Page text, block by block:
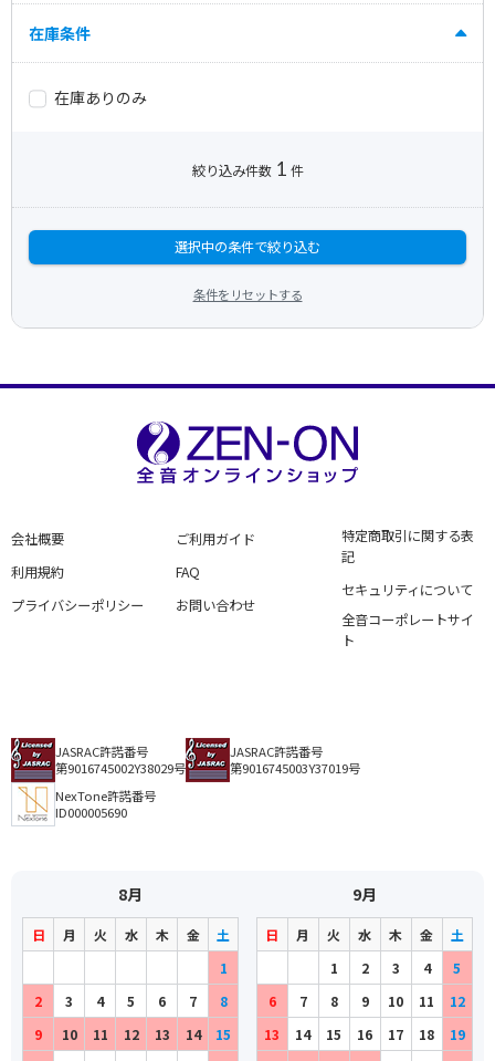
在庫条件
在庫ありのみ
絞り込み件数 1 件
選択中の条件で絞り込む
条件をリセットする
会社概要
利用規約
プライバシーポリシー
ご利用ガイド
FAQ
お問い合わせ
特定商取引に関する表
記
セキュリティについて
全音コーポレートサイ
ト
JASRAC許諾番号
第9016745002Y38029号
JASRAC許諾番号
第9016745003Y37019号
NexTone許諾番号
ID000005690
8月
日 月 火 水 木 金
土
1
2
3 4 5 6 7
8
9
10 11 12 13 14
15
9月
日 月 火 水 木 金
土
1
2 3 4
5
6
7 8 9 10 11
12
13
14 15 16 17 18
19